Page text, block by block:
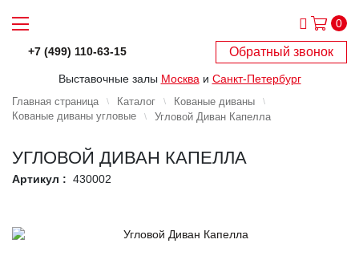
0
+7 (499) 110-63-15 Обратный звонок
Выставочные залы Москва и Санкт-Петербург
Главная страница Каталог
Кованые диваны
Кованые диваны угловые
Угловой Диван Капелла
УГЛОВОЙ ДИВАН КАПЕЛЛА
Артикул : 430002